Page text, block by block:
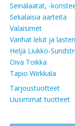
Seinälaatat, -
Sekalaisia aarteita
Valaisimet
Vanhat lelut ja
Heljä Liukko-
Oiva Toikka
Tapio Wirkkala
Tarjoustuotteet
Uusimmat tuotteet